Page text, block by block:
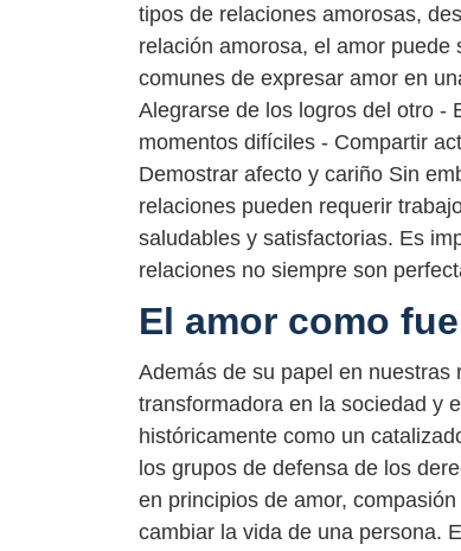
tipos de relaciones amorosas,
relación amorosa, el amor
comunes de expresar amor en
Alegrarse de los logros del otro -
momentos difíciles - Compartir
Demostrar afecto y cariño Sin
relaciones pueden requerir
saludables y satisfactorias. Es
relaciones no siempre son
El amor como
Además de su papel en
transformadora en la sociedad y
históricamente como un
los grupos de defensa de los
en principios de amor,
cambiar la vida de una persona.